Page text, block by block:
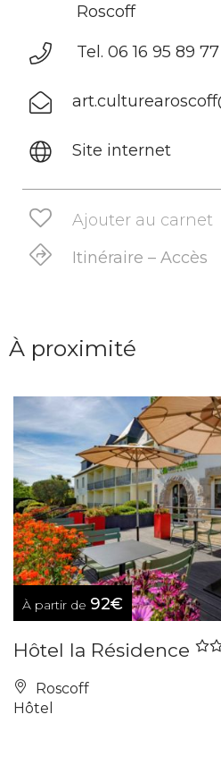
Roscoff
Tel. 06 16 95 89 77
Site internet
Ajouter au carnet
Itinéraire – Accès
À proximité
À partir de 92€
Hôtel la Résidence
Roscoff
Hôtel